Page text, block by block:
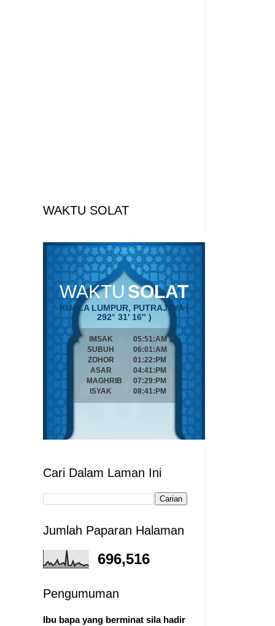
WAKTU SOLAT
Cari Dalam Laman Ini
Jumlah Paparan Halaman
696,516
Pengumuman
Ibu bapa yang berminat sila hadir